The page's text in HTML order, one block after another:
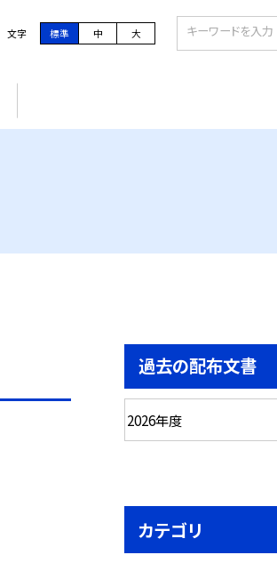
文字 標準 中 大
過去の配布文書
カテゴリ